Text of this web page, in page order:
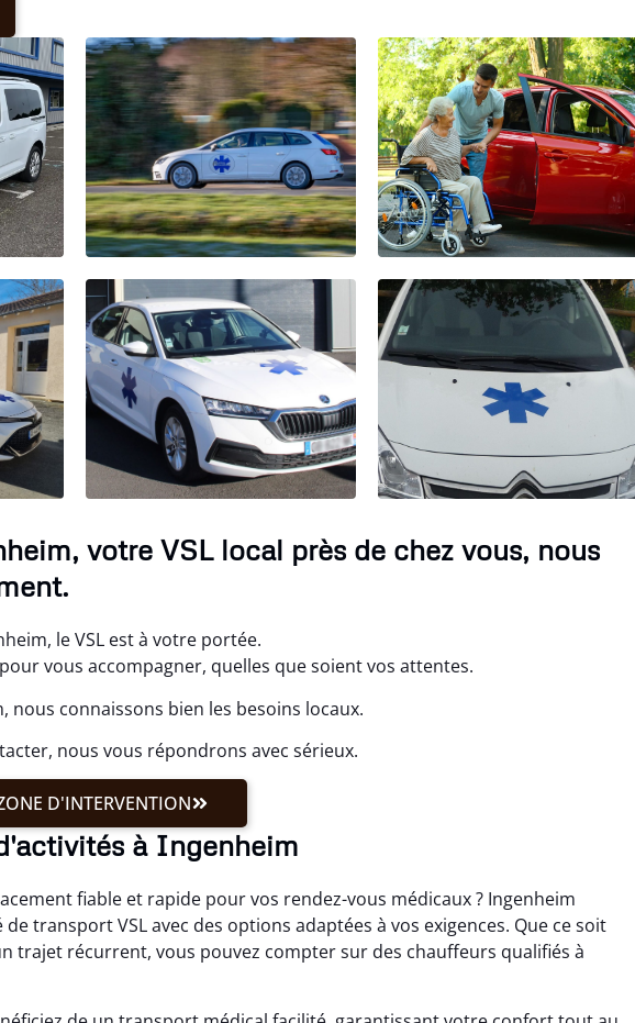
votre VSL local près de chez vous, nous
le VSL est à votre portée.
vous accompagner, quelles que soient vos attentes.
nous connaissons bien les besoins locaux.
nous vous répondrons avec sérieux.
D'INTERVENTION
à Ingenheim
fiable et rapide pour vos rendez-vous médicaux ? Ingenheim
transport VSL avec des options adaptées à vos exigences. Que ce soit
trajet récurrent, vous pouvez compter sur des chauffeurs qualifiés à